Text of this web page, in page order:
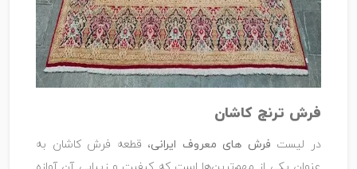
فرش ترنج کاشان
در لیست فرش های معروف ایرانی، قطعه فرش کاشان به